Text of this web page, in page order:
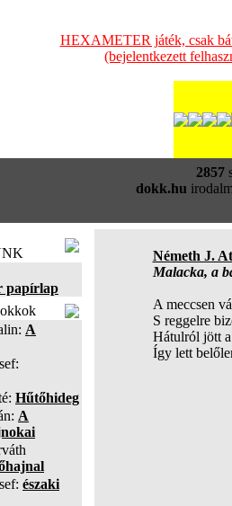
HEXAMETER játék, csak
(bejelentkezett
2857
dokk.hu
papírlap
A
Hűtőhideg
A
északi
Németh J.
Malacka, a
A meccsen
S reggelre
Hátulról jött
Így lett